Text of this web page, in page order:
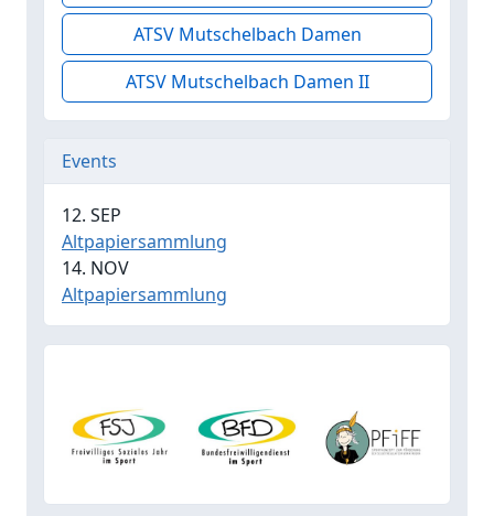
ATSV Mutschelbach Damen
ATSV Mutschelbach Damen II
Events
12. SEP
Altpapiersammlung
14. NOV
Altpapiersammlung